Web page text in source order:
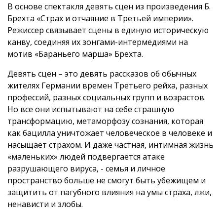
В основе спектакля девять сцен из произведения Б.
Брехта «Страх и отчаяние в Третьей империи».
Режиссер связывает сцены в единую историческую
канву, соединяя их зонгами-интермедиями на
мотив «Бараньего марша» Брехта.
Девять сцен – это девять рассказов об обычных
жителях Германии времен Третьего рейха, разных
профессий, разных социальных групп и возрастов.
Но все они испытывают на себе страшную
трансформацию, метаморфозу сознания, которая
как бацилла уничтожает человеческое в человеке и
насыщает страхом. И даже частная, интимная жизнь
«маленьких» людей подвергается атаке
разрушающего вируса, - семья и личное
пространство больше не смогут быть убежищем и
защитить от пагубного влияния на умы страха, лжи,
ненависти и злобы.